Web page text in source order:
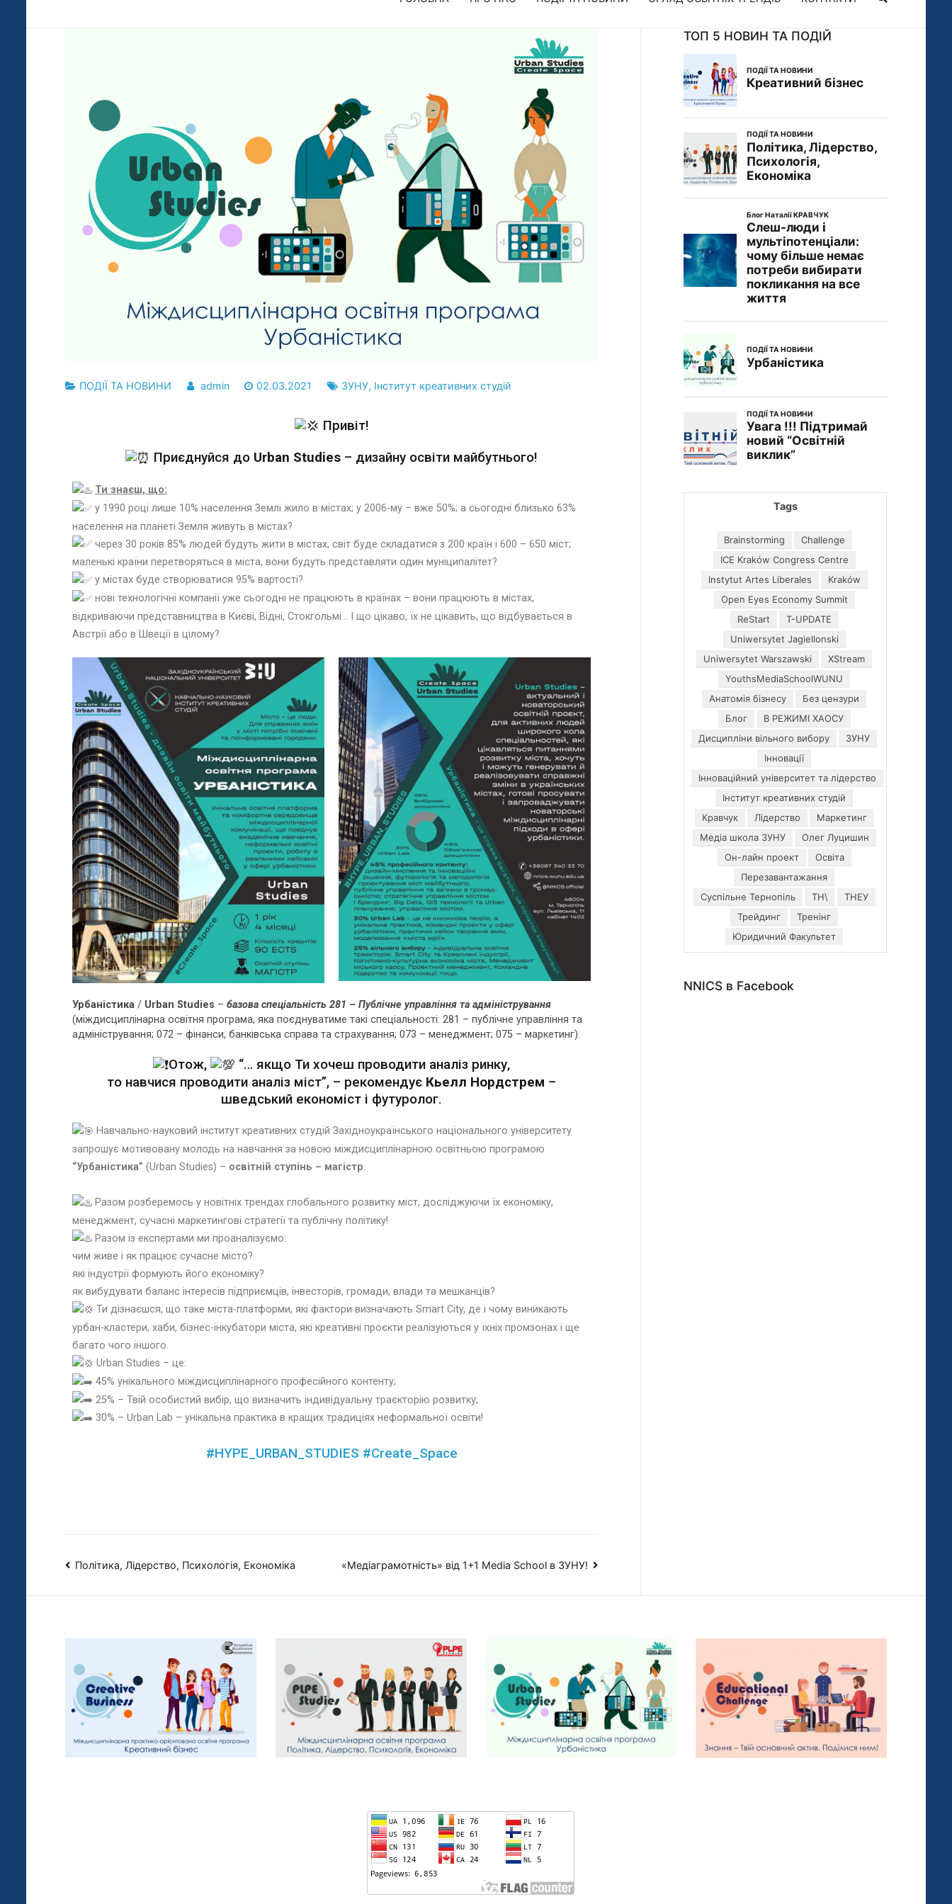
ПОДІЇ ТА НОВИНИ admin 02.03.2021 ЗУНУ, Інститут креативних студій
Привіт!
Приєднуйся до Urban Studies – дизайну освіти майбутнього!
Ти знаєш, що:
у 1990 році лише 10% населення Землі жило в містах; у 2006-му – вже 50%; а сьогодні близько 63%
населення на планеті Земля живуть в містах?
через 30 років 85% людей будуть жити в містах; світ буде складатися з 200 країн і 600 – 650 міст;
маленькі країни перетворяться в міста, вони будуть представляти один муніципалітет?
у містах буде створюватися 95% вартості?
нові технологічні компанії уже сьогодні не працюють в країнах – вони працюють в містах,
відкриваючи представництва в Києві, Відні, Стокгольмі… І що цікаво, їх не цікавить, що відбувається в
Австрії або в Швеції в цілому?
Урбаністика / Urban Studies – базова спеціальність 281 – Публічне управління та адміністрування
(міждисциплінарна освітня програма, яка поєднуватиме такі спеціальності: 281 – публічне управління та
адміністрування; 072 – фінанси, банківська справа та страхування; 073 – менеджмент; 075 – маркетинг).
Отож,
“… якщо Ти хочеш проводити аналіз ринку,
то навчися проводити аналіз міст”, – рекомендує Кьелл Нордстрем –
шведський економіст і футуролог.
Навчально-науковий інститут креативних студій Західноукраїнського національного університету
запрошує мотивовану молодь на навчання за новою міждисциплінарною освітньою програмою
“Урбаністика” (Urban Studies) – освітній ступінь – магістр.
Разом розберемось у новітніх трендах глобального розвитку міст, досліджуючи їх економіку,
менеджмент, сучасні маркетингові стратегії та публічну політику!
Разом із експертами ми проаналізуємо:
чим живе і як працює сучасне місто?
які індустрії формують його економіку?
як вибудувати баланс інтересів підприємців, інвесторів, громади, влади та мешканців?
Ти дізнаєшся, що таке міста-платформи, які фактори визначають Smart City, де і чому виникають
урбан-кластери, хаби, бізнес-інкубатори міста, які креативні проєкти реалізуються у їхніх промзонах і ще
багато чого іншого.
Urban Studies – це:
45% унікального міждисциплінарного професійного контенту;
25% – Твій особистий вибір, що визначить індивідуальну траєкторію розвитку;
30% – Urban Lab – унікальна практика в кращих традиціях неформальної освіти!
#HYPE_URBAN_STUDIES #Create_Space
Політика, Лідерство, Психологія, Економіка «Медіаграмотність» від 1+1 Media School в ЗУНУ!
ТОП 5 НОВИН ТА ПОДІЙ
Tags
Brainstorming
Challenge
ICE Kraków Congress Centre
Instytut Artes Liberales
Kraków
Open Eyes Economy Summit
ReStart
T-UPDATE
Uniwersytet Jagiellonski
Uniwersytet Warszawski
XStream
YouthsMediaSchoolWUNU
Анатомія бізнесу
Без цензури
Блог
В РЕЖИМІ ХАОСУ
Дисципліни вільного вибору
ЗУНУ
Інновації
Інноваційний університет та лідерство
Інститут креативних студій
Кравчук
Лідерство
Маркетинг
Медіа школа ЗУНУ
Олег Луцишин
Он-лайн проект
Освіта
Перезавантажання
Суспільне Тернопіль
ТН\
ТНЕУ
Трейдинг
Тренінг
Юридичний Факультет
NNICS в Facebook